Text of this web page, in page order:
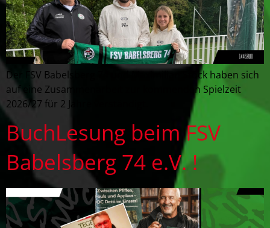
Der FSV Babelsberg 74 und Maximilian Stöck haben sich
auf eine Zusammenarbeit zur kommenden Spielzeit
2026/27 für 2 Jahre verständigt.
BuchLesung beim FSV
Babelsberg 74 e.V. !